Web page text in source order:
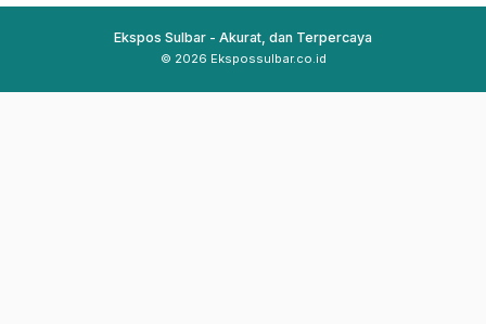
Ekspos Sulbar - Akurat, dan Terpercaya
© 2026 Ekspossulbar.co.id